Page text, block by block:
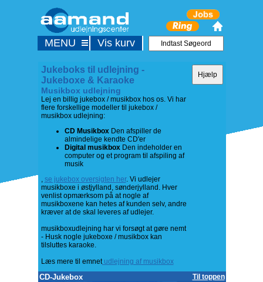
Jukeboks til udlejning -
Jukeboxe & Karaoke
Musikbox udlejning
Lej en billig jukebox / musikbox hos os. Vi har
flere forskellige modeller til jukebox /
musikbox udlejning:
CD MusikboxDen afspiller de
almindelige kendte CD'er
Digital musikboxDen indeholder en
computer og et program til afspiling af
musik
, se jukebox oversigten her. Vi udlejer
musikboxe i østjylland, sønderjylland. Hver
venlist opmærksom på at nogle af
musikboxene kan hetes af kunden selv, andre
kræver at de skal leveres af udlejer.
musikboxudlejning har vi forsøgt at gøre nemt
- Husk nogle jukeboxe / musikbox kan
tilsluttes karaoke.
Læs mere til emnetudlejning af musikbox
CD-Jukebox Til toppen
MENU Vis kurv